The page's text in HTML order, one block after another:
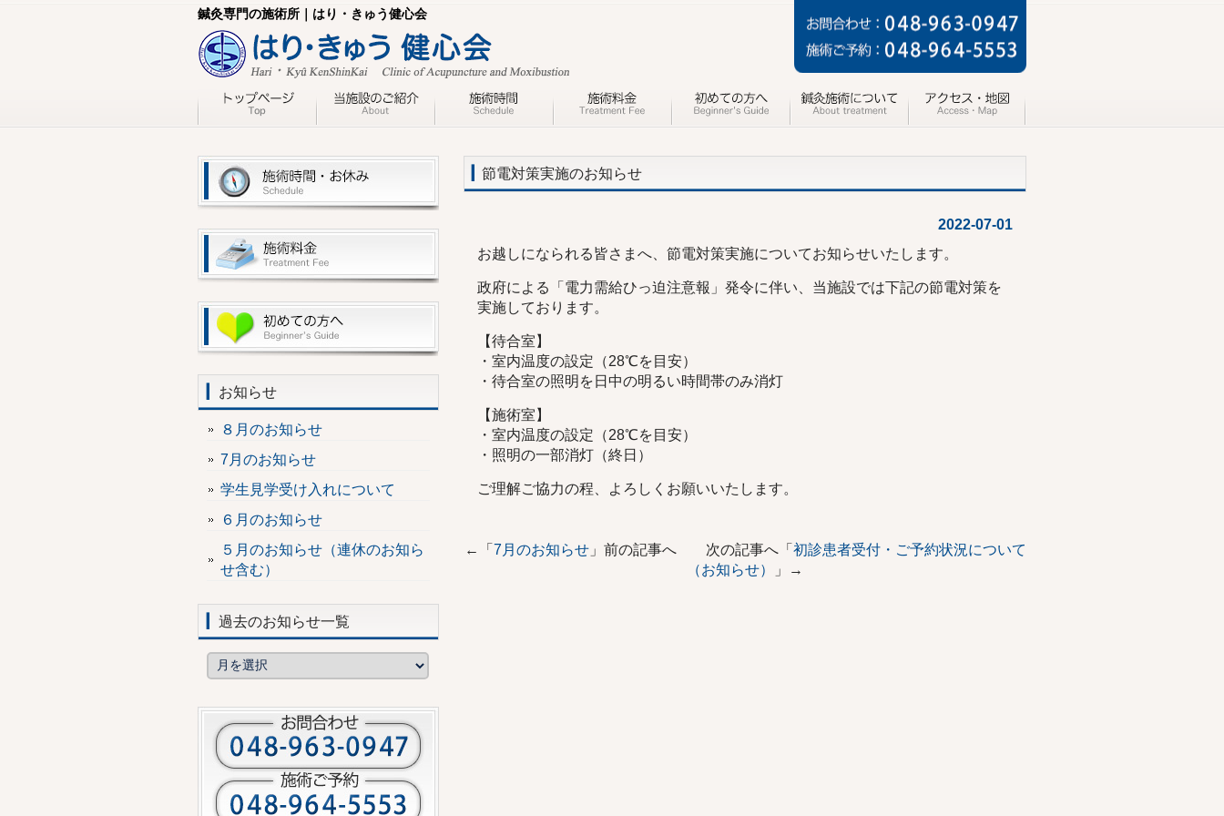
鍼灸専門の施術所｜はり・きゅう健心会
節電対策実施のお知らせ
2022-07-01
お越しになられる皆さまへ、節電対策実施についてお知らせいたします。
政府による「電力需給ひっ迫注意報」発令に伴い、当施設では下記の節電対策を
実施しております。
【待合室】
・室内温度の設定（28℃を目安）
・待合室の照明を日中の明るい時間帯のみ消灯
【施術室】
・室内温度の設定（28℃を目安）
・照明の一部消灯（終日）
ご理解ご協力の程、よろしくお願いいたします。
←「 7月のお知らせ」前の記事へ 次の記事へ「 初診患者受付・ご予約状況について
（お知らせ）
」→
お知らせ
８月のお知らせ
7月のお知らせ
学生見学受け入れについて
６月のお知らせ
５月のお知らせ（連休のお知ら
せ含む）
過去のお知らせ一覧